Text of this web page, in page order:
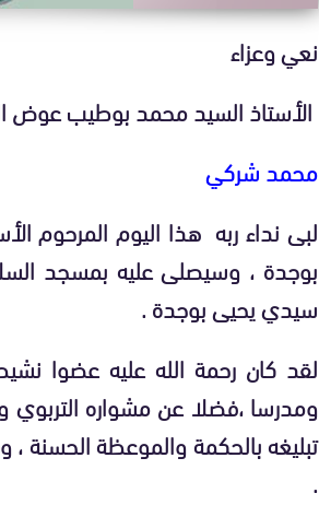
نعي وعزاء
الأستاذ السيد محمد بوطيب عوض
محمد شركي
لبى نداء ربه هذا اليوم المرحوم
بوجدة ، وسيصلى عليه بمسجد
سيدي يحيى بوجدة .
لقد كان رحمة الله عليه عضوا
ومدرسا ،فضلا عن مشواره التربوي
تبليغه بالحكمة والموعظة الحسنة
.